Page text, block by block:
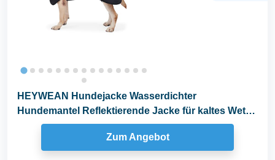
HEYWEAN Hundejacke Wasserdichter
Hundemantel Reflektierende Jacke für kaltes Wetter
mit weichem...
Zum Angebot